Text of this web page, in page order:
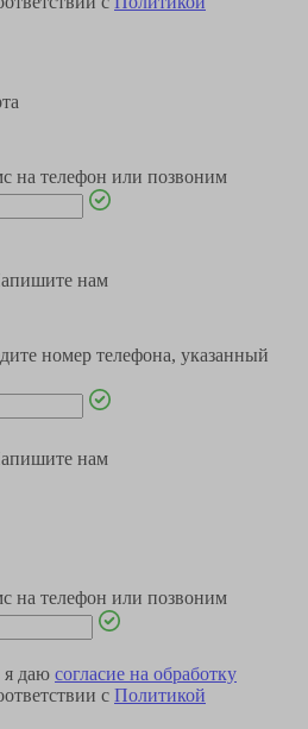
на телефон или позвоним
нам
номер телефона, указанный
нам
на телефон или позвоним
я даю согласие на обработку
с Политикой